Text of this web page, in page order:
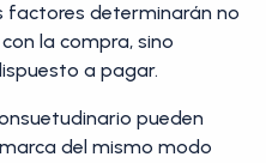
factores determinarán no
la compra, sino
a pagar.
pueden
del mismo modo